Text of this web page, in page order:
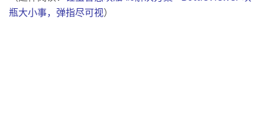
瓶大小事，弹指尽可视）